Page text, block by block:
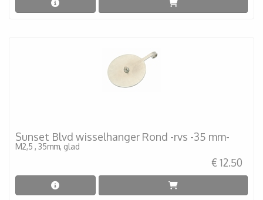
Sunset Blvd wisselhanger Rond -rvs -35 mm-
M2,5 , 35mm, glad
€ 12.50